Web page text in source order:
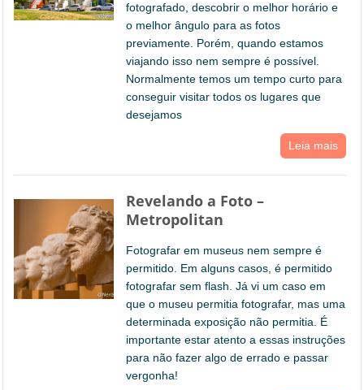
fotografado, descobrir o melhor horário e
o melhor ângulo para as fotos
previamente. Porém, quando estamos
viajando isso nem sempre é possível.
Normalmente temos um tempo curto para
conseguir visitar todos os lugares que
desejamos
Leia mais
Revelando a Foto –
Metropolitan
Fotografar em museus nem sempre é
permitido. Em alguns casos, é permitido
fotografar sem flash. Já vi um caso em
que o museu permitia fotografar, mas uma
determinada exposição não permitia. É
importante estar atento a essas instruções
para não fazer algo de errado e passar
vergonha!